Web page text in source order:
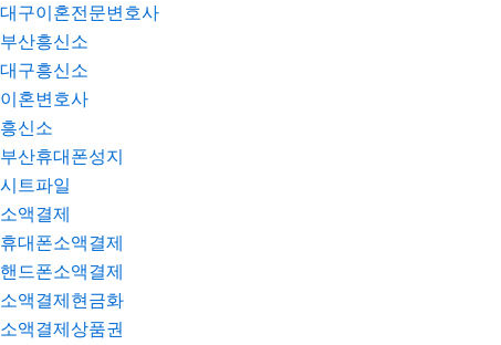
대구이혼전문변호사
부산흥신소
대구흥신소
이혼변호사
흥신소
부산휴대폰성지
시트파일
소액결제
휴대폰소액결제
핸드폰소액결제
소액결제현금화
소액결제상품권